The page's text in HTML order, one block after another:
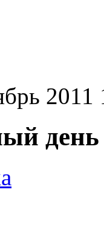
2011
день